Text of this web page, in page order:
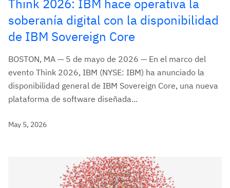
Think 2026: IBM hace operativa la
soberanía digital con la disponibilidad
de IBM Sovereign Core
BOSTON, MA — 5 de mayo de 2026 — En el marco del
evento Think 2026, IBM (NYSE: IBM) ha anunciado la
disponibilidad general de IBM Sovereign Core, una nueva
plataforma de software diseñada...
May 5, 2026